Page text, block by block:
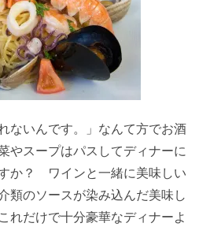
ないんです。」なんて方でお酒
やスープはパスしてディナーに
か？ ワインと一緒に美味しい
類のソースが染み込んだ美味し
れだけで十分豪華なディナーよ